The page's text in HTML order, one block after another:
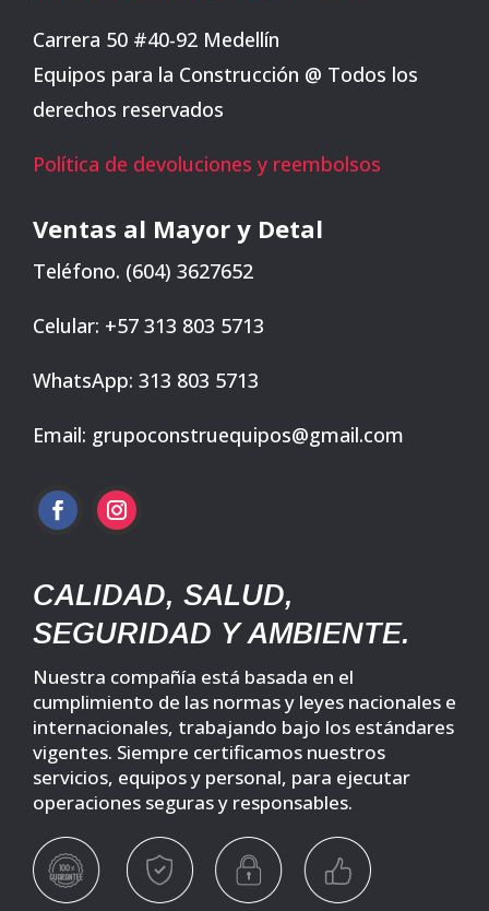
Carrera 50 #40-92 Medellín
Equipos para la Construcción @ Todos los
derechos reservados
Política de devoluciones y reembolsos
Ventas al Mayor y Detal
Teléfono. (604) 3627652
Celular: +57 313 803 5713
WhatsApp: 313 803 5713
Email: grupoconstruequipos@gmail.com
CALIDAD, SALUD,
SEGURIDAD Y AMBIENTE.
Nuestra compañía está basada en el
cumplimiento de las normas y leyes nacionales e
internacionales, trabajando bajo los estándares
vigentes. Siempre certificamos nuestros
servicios, equipos y personal, para ejecutar
operaciones seguras y responsables.